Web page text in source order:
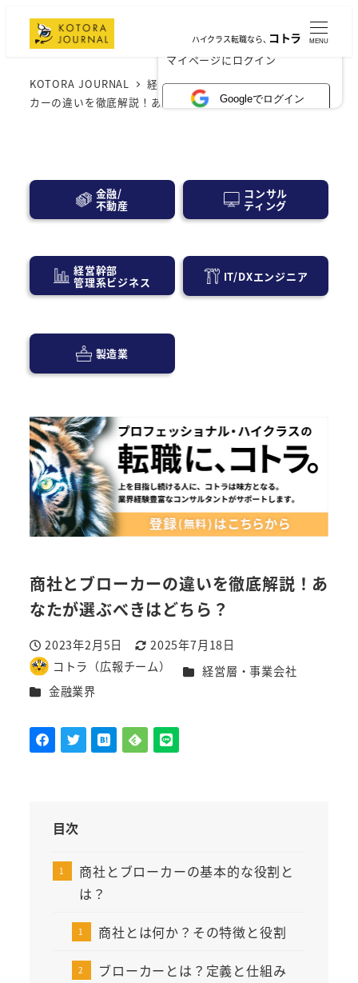
×
マイページにログイン
Googleでログイン
ハイクラス転職なら、コトラ MENU
KOTORA JOURNAL 経営層・事業会社
商社とブロー
カーの違いを徹底解説！あなたが選ぶべきはどちら？
金融/
不動産
コンサル
ティング
経営幹部
管理系ビジネス IT/DXエンジニア
製造業
商社とブローカーの違いを徹底解説！あ
なたが選ぶべきはどちら？
投稿日
2023年2月5日
更新日
2025年7月18日
著
者
コトラ（広報チーム） カテゴリー
経営層・事業会社
カテゴリー
金融業界
目次
商社とブローカーの基本的な役割と
は？
商社とは何か？その特徴と役割
ブローカーとは？定義と仕組み